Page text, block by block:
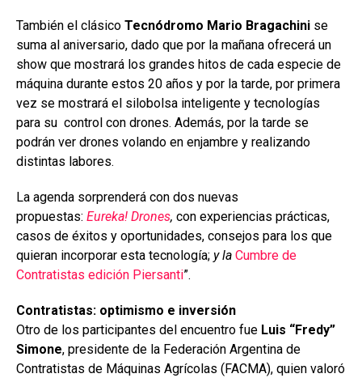
También el clásico Tecnódromo Mario Bragachini se
suma al aniversario, dado que por la mañana ofrecerá un
show que mostrará los grandes hitos de cada especie de
máquina durante estos 20 años y por la tarde, por primera
vez se mostrará el silobolsa inteligente y tecnologías
para su control con drones. Además, por la tarde se
podrán ver drones volando en enjambre y realizando
distintas labores.
La agenda sorprenderá con dos nuevas
propuestas: Eureka! Drones, con experiencias prácticas,
casos de éxitos y oportunidades, consejos para los que
quieran incorporar esta tecnología; y la Cumbre de
Contratistas edición Piersanti”.
Contratistas: optimismo e inversión
Otro de los participantes del encuentro fue Luis “Fredy”
Simone, presidente de la Federación Argentina de
Contratistas de Máquinas Agrícolas (FACMA), quien valoró